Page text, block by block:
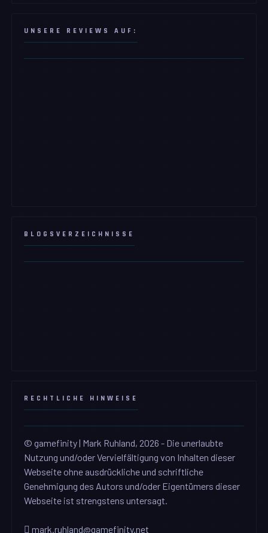
UNSERE REVIEWS AUF:
BLOGSVERZEICHNISSE
RECHTLICHE HINWEISE
© gamefinity | Mark Ruhland, 2026 - Die unerlaubte
Nutzung und/oder Vervielfältigung von Inhalten dieser
Webseite ohne ausdrückliche und schriftliche
Genehmigung des Autors und/oder Eigentümers dieser
Webseite ist strengstens untersagt.
mark.ruhland@gamefinity.net